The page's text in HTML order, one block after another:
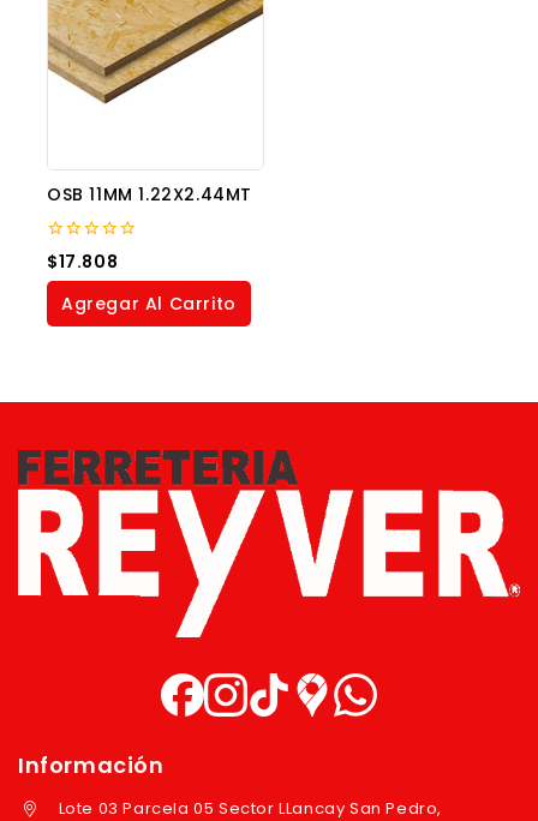
OSB 11MM 1.22X2.44MT
0
out
of
$17.808
Agregar Al Carrito
Información
Lote 03 Parcela 05 Sector LLancay San Pedro,